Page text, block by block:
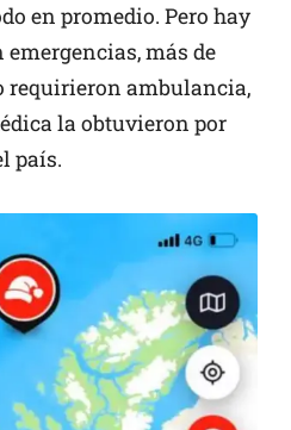
en promedio. Pero hay
más de
requirieron ambulancia,
la obtuvieron por
país.